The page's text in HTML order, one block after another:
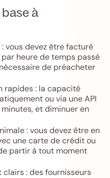
à
vous devez être facturé
heure de temps passé
de préacheter
rapides : la capacité
ou via une API
et diminuer en
: vous devez être en
une carte de crédit ou
partir à tout moment
: des fournisseurs